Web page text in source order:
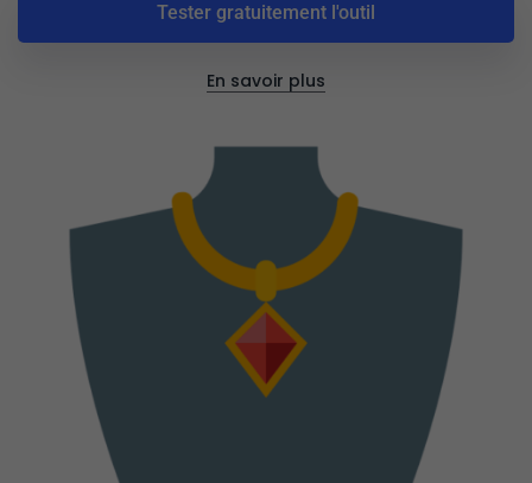
Tester gratuitement l'outil
En savoir plus